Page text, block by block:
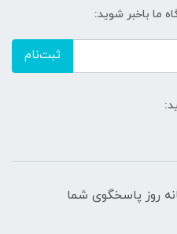
ما باخبر شوید:
ثبت‌نام
ساعت شبانه‌ روز پاسخگوی شما